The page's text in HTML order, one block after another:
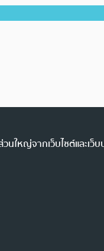
นใหญ่จากเว็บไซต์และเ